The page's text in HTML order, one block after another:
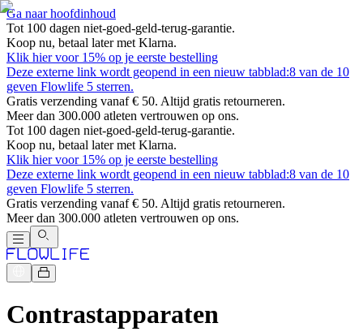
Ga naar hoofdinhoud
Tot 100 dagen niet-goed-geld-terug-garantie.
Koop nu, betaal later met Klarna.
Klik hier voor 15% op je eerste bestelling
Deze externe link wordt geopend in een nieuw tabblad:8 van de 10
geven Flowlife 5 sterren.
Gratis verzending vanaf € 50. Altijd gratis retourneren.
Meer dan 300.000 atleten vertrouwen op ons.
Tot 100 dagen niet-goed-geld-terug-garantie.
Koop nu, betaal later met Klarna.
Klik hier voor 15% op je eerste bestelling
Deze externe link wordt geopend in een nieuw tabblad:8 van de 10
geven Flowlife 5 sterren.
Gratis verzending vanaf € 50. Altijd gratis retourneren.
Meer dan 300.000 atleten vertrouwen op ons.
Contrastapparaten